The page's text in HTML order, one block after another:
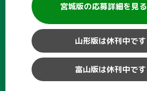
宮城版の応募詳細を見る
山形版は休刊中です
富山版は休刊中です